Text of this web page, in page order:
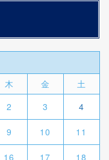
木 金
土
2 3 4
9 10 11
16 17 18